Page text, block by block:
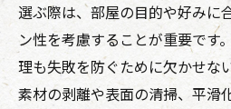
選ぶ際は、部屋の目的や好みに
ン性を考慮することが重要です
理も失敗を防ぐために欠かせな
素材の剥離や表面の清掃、平滑